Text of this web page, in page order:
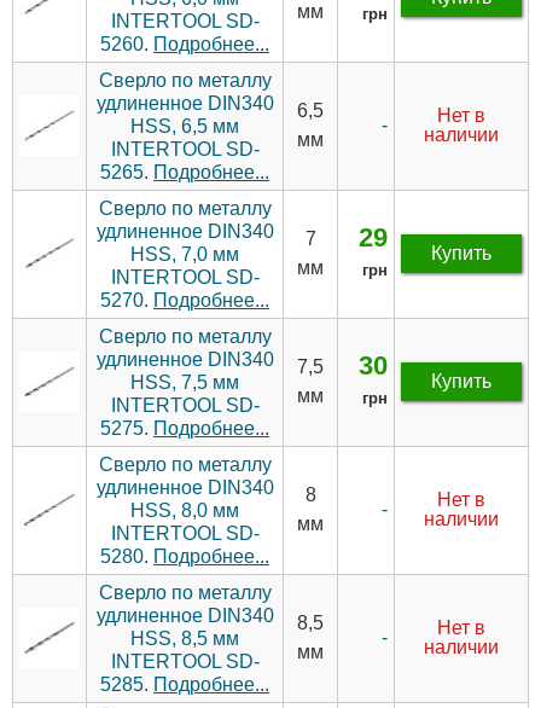
INTERTOOL SD-
5260. Подробнее...
мм грн
Сверло по металлу
удлиненное DIN340
HSS, 6,5 мм
INTERTOOL SD-
5265. Подробнее...
6,5
мм
-
Нет в
наличии
Сверло по металлу
удлиненное DIN340
HSS, 7,0 мм
INTERTOOL SD-
5270. Подробнее...
7
мм
29
грн
Купить
Сверло по металлу
удлиненное DIN340
HSS, 7,5 мм
INTERTOOL SD-
5275. Подробнее...
7,5
мм
30
грн
Купить
Сверло по металлу
удлиненное DIN340
HSS, 8,0 мм
INTERTOOL SD-
5280. Подробнее...
8
мм
-
Нет в
наличии
Сверло по металлу
удлиненное DIN340
HSS, 8,5 мм
INTERTOOL SD-
5285. Подробнее...
8,5
мм
-
Нет в
наличии